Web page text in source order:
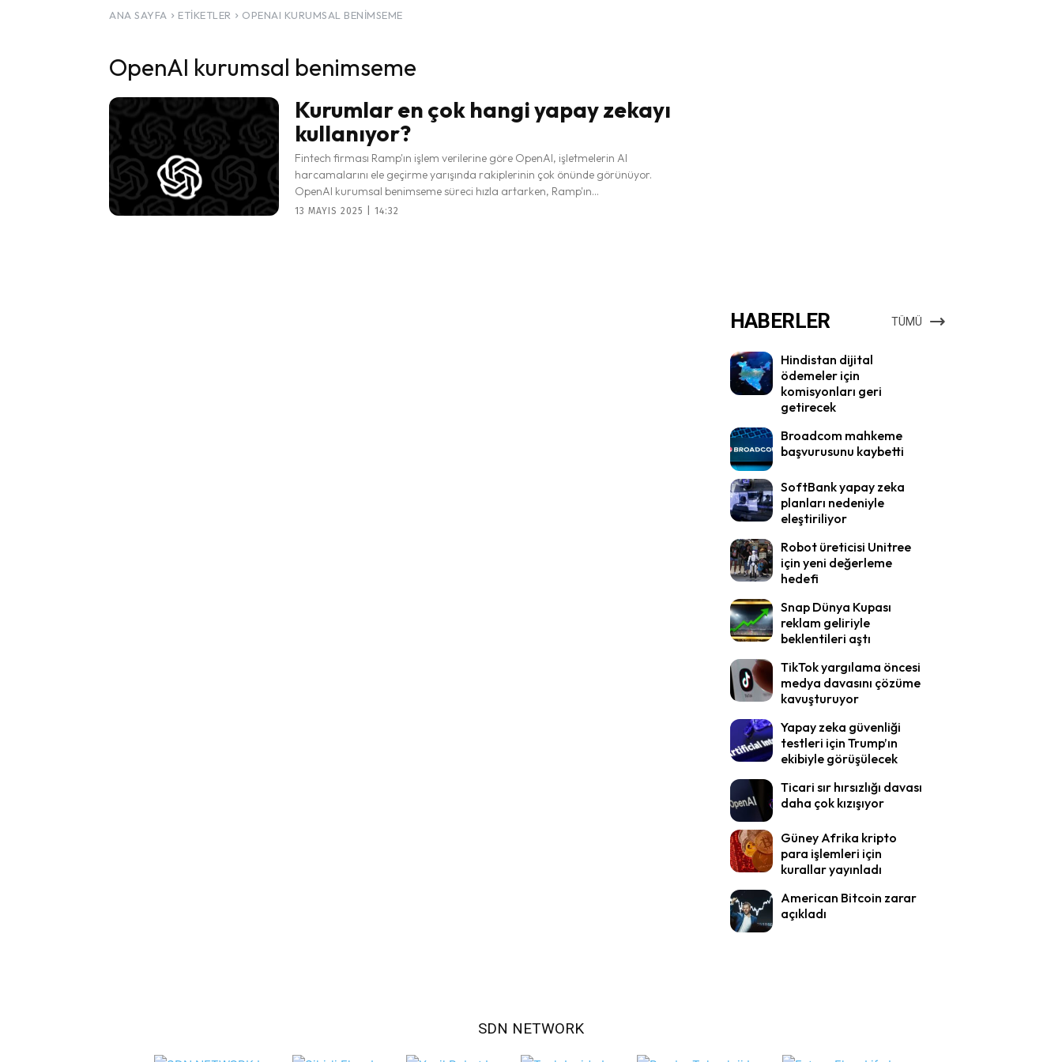
ANA SAYFA ETIKETLER OPENAI KURUMSAL BENIMSEME
OpenAI kurumsal benimseme
Kurumlar en çok hangi yapay zekayı
kullanıyor?
Fintech firması Ramp'ın işlem verilerine göre OpenAI, işletmelerin AI
harcamalarını ele geçirme yarışında rakiplerinin çok önünde görünüyor.
OpenAI kurumsal benimseme süreci hızla artarken, Ramp'ın...
13 MAYIS 2025 | 14:32
HABERLER TÜMÜ
Hindistan dijital
ödemeler için
komisyonları geri
getirecek
Broadcom mahkeme
başvurusunu kaybetti
SoftBank yapay zeka
planları nedeniyle
eleştiriliyor
Robot üreticisi Unitree
için yeni değerleme
hedefi
Snap Dünya Kupası
reklam geliriyle
beklentileri aştı
TikTok yargılama öncesi
medya davasını çözüme
kavuşturuyor
Yapay zeka güvenliği
testleri için Trump’ın
ekibiyle görüşülecek
Ticari sır hırsızlığı davası
daha çok kızışıyor
Güney Afrika kripto
para işlemleri için
kurallar yayınladı
American Bitcoin zarar
açıkladı
SDN NETWORK